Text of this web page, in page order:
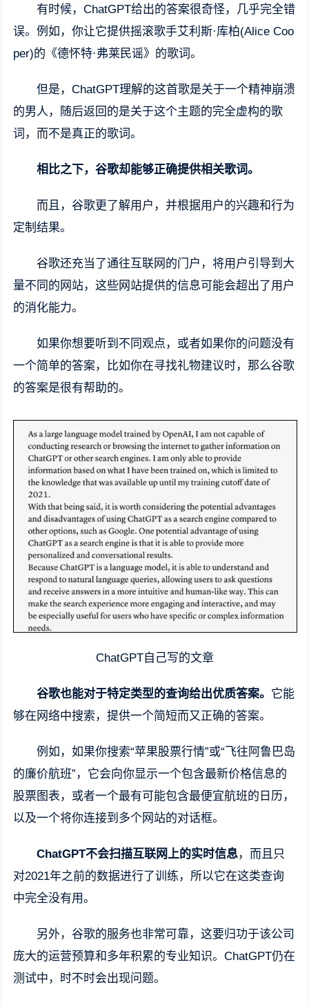
有时候，ChatGPT给出的答案很奇怪，几乎完全错
误。例如，你让它提供摇滚歌手艾利斯·库柏(Alice Coo
per)的《德怀特·弗莱民谣》的歌词。
但是，ChatGPT理解的这首歌是关于一个精神崩溃
的男人，随后返回的是关于这个主题的完全虚构的歌
词，而不是真正的歌词。
相比之下，谷歌却能够正确提供相关歌词。
而且，谷歌更了解用户，并根据用户的兴趣和行为
定制结果。
谷歌还充当了通往互联网的门户，将用户引导到大
量不同的网站，这些网站提供的信息可能会超出了用户
的消化能力。
如果你想要听到不同观点，或者如果你的问题没有
一个简单的答案，比如你在寻找礼物建议时，那么谷歌
的答案是很有帮助的。
ChatGPT自己写的文章
谷歌也能对于特定类型的查询给出优质答案。 它能
够在网络中搜索，提供一个简短而又正确的答案。
例如，如果你搜索“苹果股票行情”或“飞往阿鲁巴岛
的廉价航班”，它会向你显示一个包含最新价格信息的
股票图表，或者一个最有可能包含最便宜航班的日历，
以及一个将你连接到多个网站的对话框。
ChatGPT不会扫描互联网上的实时信息，而且只
对2021年之前的数据进行了训练，所以它在这类查询
中完全没有用。
另外，谷歌的服务也非常可靠，这要归功于该公司
庞大的运营预算和多年积累的专业知识。ChatGPT仍在
测试中，时不时会出现问题。